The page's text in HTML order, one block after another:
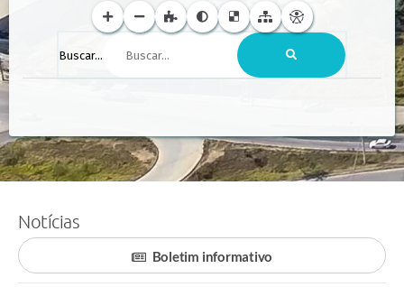
Buscar...
Notícias
Boletim informativo